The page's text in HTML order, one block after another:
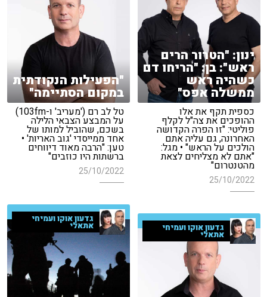
ינון: "הטרור הרים
ראש": בן: "הריחו דם
כשהיה ראש
ממשלה אפס"
כספית תקף את אלו
ההופכים את צה"ל לקלף
פוליטי: "זו הפרה הקדושה
האחרונה, גם עליה אתם
הולכים על הראש" • מגל:
"אתם לא מצליחים לצאת
מהטנטרום"
25/10/2022
"הפעילות הנקודתית
במקום הסתיימה"
טל לב רם ('מעריב' ו-103fm)
על המבצע הצבאי הלילה
בשכם, שהוביל למותו של
אחד ממייסדי 'גוב האריות' •
טען: "הרבה מאוד דיווחים
ברשתות היו כוזבים"
25/10/2022
גדעון אוקו ועמיחי
אתאלי גדעון אוקו ועמיחי
אתאלי